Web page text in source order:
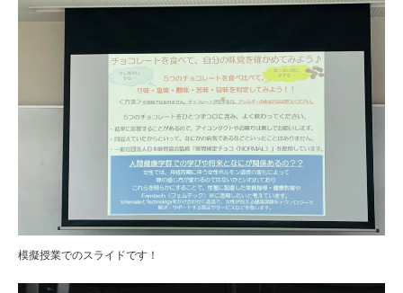
模擬授業でのスライドです！